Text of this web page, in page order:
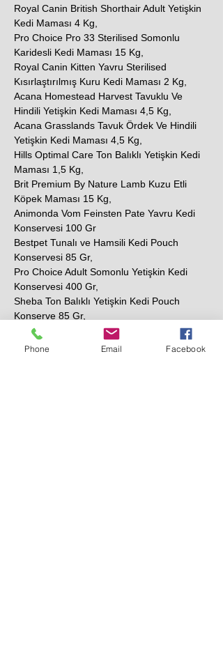
Royal Canin British Shorthair Adult Yetişkin
Kedi Maması 4 Kg,
Pro Choice Pro 33 Sterilised Somonlu
Karidesli Kedi Maması 15 Kg,
Royal Canin Kitten Yavru Sterilised
Kısırlaştırılmış Kuru Kedi Maması 2 Kg,
Acana Homestead Harvest Tavuklu Ve
Hindili Yetişkin Kedi Maması 4,5 Kg,
Acana Grasslands Tavuk Ördek Ve Hindili
Yetişkin Kedi Maması 4,5 Kg,
Hills Optimal Care Ton Balıklı Yetişkin Kedi
Maması 1,5 Kg,
Brit Premium By Nature Lamb Kuzu Etli
Köpek Maması 15 Kg,
Animonda Vom Feinsten Pate Yavru Kedi
Konservesi 100 Gr
Bestpet Tunalı ve Hamsili Kedi Pouch
Konservesi 85 Gr,
Pro Choice Adult Somonlu Yetişkin Kedi
Konservesi 400 Gr,
Sheba Ton Balıklı Yetişkin Kedi Pouch
Konserve 85 Gr,
N&D Prime Tavuklu ve Narlı Tahılsız Yetişkin
Kedi Konservesi 80 Gr,
Phone Email Facebook